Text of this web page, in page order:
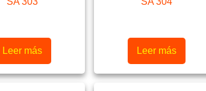
Leer más Leer más